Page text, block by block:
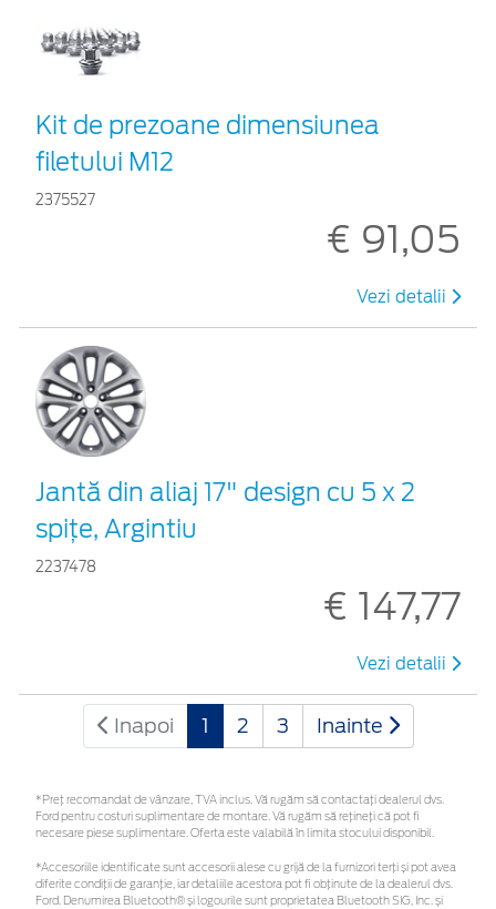
Kit de prezoane dimensiunea
filetului M12
2375527
€ 91,05
Vezi detalii
Jantă din aliaj 17" design cu 5 x 2
spiţe, Argintiu
2237478
€ 147,77
Vezi detalii
Inapoi 1 2 3 Inainte
*Preţ recomandat de vânzare, TVA inclus. Vă rugăm să contactaţi dealerul dvs.
Ford pentru costuri suplimentare de montare. Vă rugăm să rețineți că pot fi
necesare piese suplimentare. Oferta este valabilă în limita stocului disponibil.
*Accesoriile identificate sunt accesorii alese cu grijă de la furnizori terți și pot avea
diferite condiții de garanție, iar detaliile acestora pot fi obținute de la dealerul dvs.
Ford. Denumirea Bluetooth® și logourile sunt proprietatea Bluetooth SIG, Inc. și